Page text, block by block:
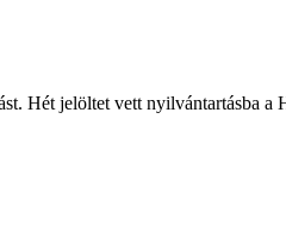
Hét jelöltet vett nyilvántartásba